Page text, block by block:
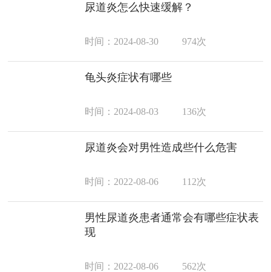
尿道炎怎么快速缓解？
时间：2024-08-30 974次
龟头炎症状有哪些
时间：2024-08-03 136次
尿道炎会对男性造成些什么危害
时间：2022-08-06 112次
男性尿道炎患者通常会有哪些症状表
现
时间：2022-08-06 562次